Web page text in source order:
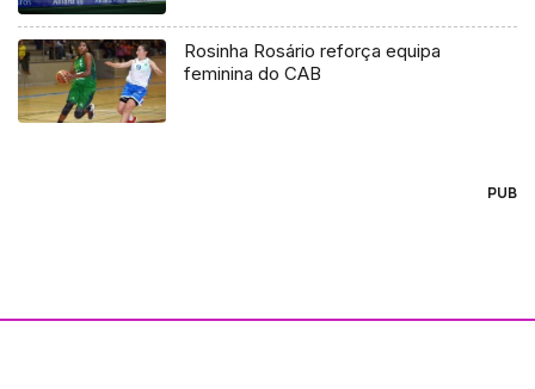
Rosinha Rosário reforça equipa
feminina do CAB
PUB